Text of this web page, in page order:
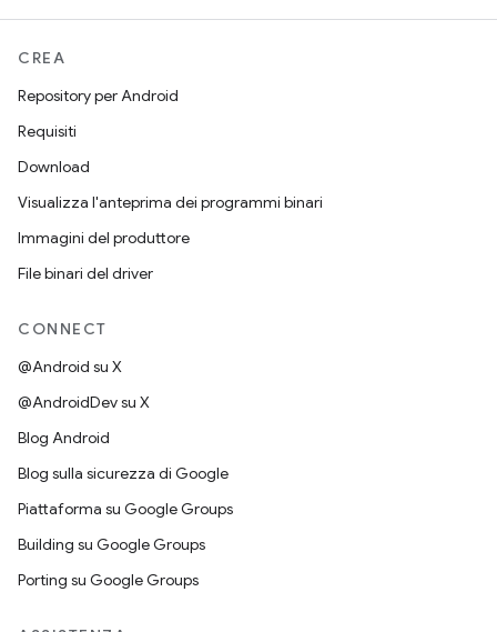
CREA
Repository per Android
Requisiti
Download
Visualizza l'anteprima dei programmi binari
Immagini del produttore
File binari del driver
CONNECT
@Android su X
@AndroidDev su X
Blog Android
Blog sulla sicurezza di Google
Piattaforma su Google Groups
Building su Google Groups
Porting su Google Groups